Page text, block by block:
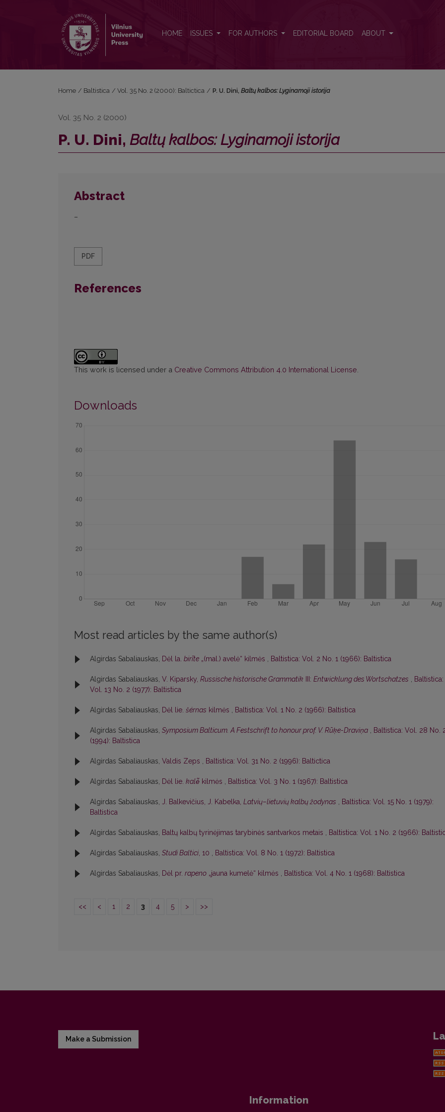
HOME ISSUES FOR AUTHORS EDITORIAL BOARD ABOUT
Home / Baltistica / Vol. 35 No. 2 (2000): Baltictica / P. U. Dini, Baltų kalbos: Lyginamoji istorija
Vol. 35 No. 2 (2000)
P. U. Dini, Baltų kalbos: Lyginamoji istorija
Abstract
–
PDF
References
This work is licensed under a Creative Commons Attribution 4.0 International License
Downloads
Most read articles by the same author(s)
Algirdas Sabaliauskas, Dėl la. birīte „(mal.) avelė“ kilmės , Baltistica: Vol. 2 No. 1 (1966): Baltistica
Algirdas Sabaliauskas, V. Kiparsky, Russische historische Grammatik III: Entwicklung des Wortschatzes , Baltistica:
Vol. 13 No. 2 (1977): Baltistica
Algirdas Sabaliauskas, Dėl lie. šérnas kilmės , Baltistica: Vol. 1 No. 2 (1966): Baltistica
Algirdas Sabaliauskas, Symposium Balticum. A Festschrift to honour prof. V. Rūķe-Draviņa , Baltistica: Vol. 28 No.
(1994): Baltistica
Algirdas Sabaliauskas, Valdis Zeps , Baltistica: Vol. 31 No. 2 (1996): Baltictica
Algirdas Sabaliauskas, Dėl lie. kalė̃ kilmės , Baltistica: Vol. 3 No. 1 (1967): Baltistica
Algirdas Sabaliauskas, J. Balkevičius, J. Kabelka, Latvių–lietuvių kalbų žodynas , Baltistica: Vol. 15 No. 1 (1979):
Baltistica
Algirdas Sabaliauskas, Baltų kalbų tyrinėjimas tarybinės santvarkos metais , Baltistica: Vol. 1 No. 2 (1966):
Algirdas Sabaliauskas, Studi Baltici, 10 , Baltistica: Vol. 8 No. 1 (1972): Baltistica
Algirdas Sabaliauskas, Dėl pr. rapeno „jauna kumelė“ kilmės , Baltistica: Vol. 4 No. 1 (1968): Baltistica
<< < 1 2 3 4 5 > >>
Make a Submission
Information